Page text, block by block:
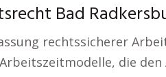
Bad
rechtssicherer
die